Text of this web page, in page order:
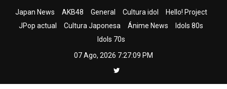
Japan News AKB48 General Cultura idol
Hello! Project
JPop actual
Cultura Japonesa Ánime News
Idols 80s
Idols 70s
07 Ago, 2026 7:27:10 PM